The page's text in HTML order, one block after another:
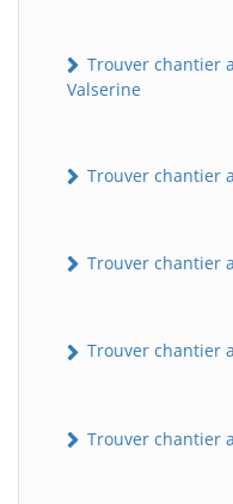
Trouver chantier
Valserine
Trouver chantier
Trouver chantier
Trouver chantier
Trouver chantier